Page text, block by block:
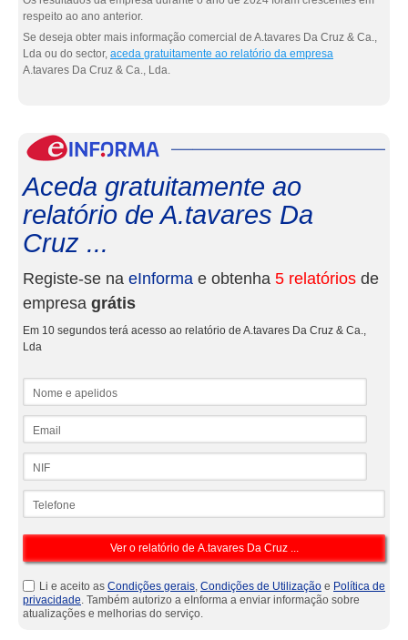
respeito ao ano anterior.
Se deseja obter mais informação comercial de A.tavares Da Cruz & Ca.,
Lda ou do sector, aceda gratuitamente ao relatório da empresa
A.tavares Da Cruz & Ca., Lda.
Aceda gratuitamente ao
relatório de A.tavares Da
Cruz ...
Registe-se na eInforma e obtenha 5 relatórios de
empresa grátis
Em 10 segundos terá acesso ao relatório de A.tavares Da Cruz & Ca.,
Lda
Li e aceito as Condições gerais, Condições de Utilização e Política de
privacidade. Também autorizo a eInforma a enviar informação sobre
atualizações e melhorias do serviço.